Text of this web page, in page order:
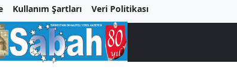
Kullanım Şartları Veri Politikası